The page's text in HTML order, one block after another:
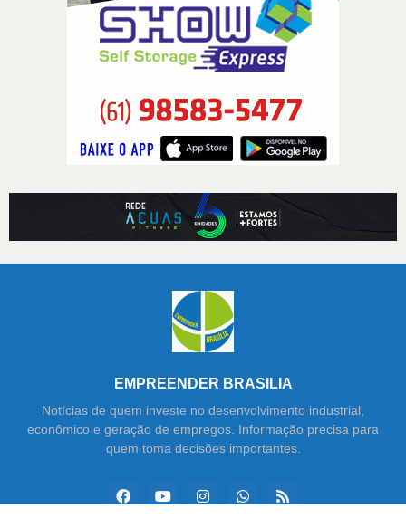
EMPREENDER BRASILIA
Notícias de quem investe no desenvolvimento industrial,
econômico e geração de empregos. Informação precisa para
quem toma decisões importantes.